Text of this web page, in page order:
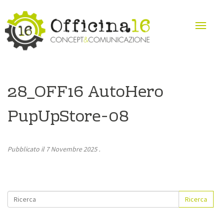
28_OFF16 AutoHero
PupUpStore-08
Pubblicato il 7 Novembre 2025.
Ricerca